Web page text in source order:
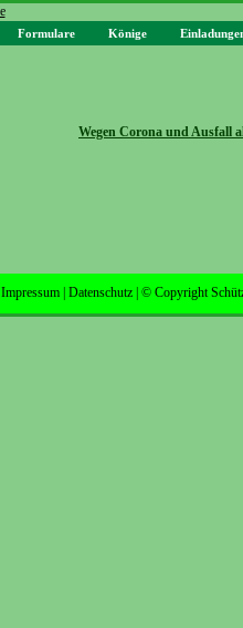
Formulare Könige
Wegen Corona und Ausfall
Impressum| Datenschutz| © Copyright